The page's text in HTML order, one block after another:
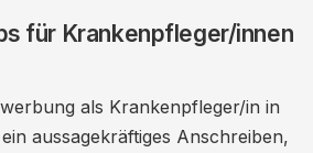
für Krankenpfleger/innen
als Krankenpfleger/in in
aussagekräftiges Anschreiben,